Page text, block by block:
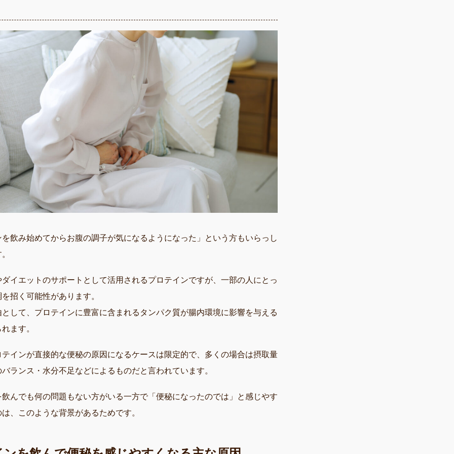
飲み始めてからお腹の調子が気になるようになった」という方もいらっし
イエットのサポートとして活用されるプロテインですが、一部の人にとっ
招く可能性があります。
して、プロテインに豊富に含まれるタンパク質が腸内環境に影響を与える
ます。
インが直接的な便秘の原因になるケースは限定的で、多くの場合は摂取量
ランス・水分不足などによるものだと言われています。
んでも何の問題もない方がいる一方で「便秘になったのでは」と感じやす
、このような背景があるためです。